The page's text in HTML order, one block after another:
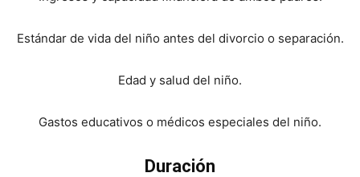
Estándar de vida del niño antes del divorcio o separación.
Edad y salud del niño.
Gastos educativos o médicos especiales del niño.
Duración